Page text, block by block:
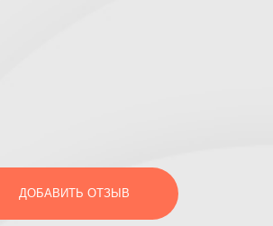
ДОБАВИТЬ ОТЗЫВ